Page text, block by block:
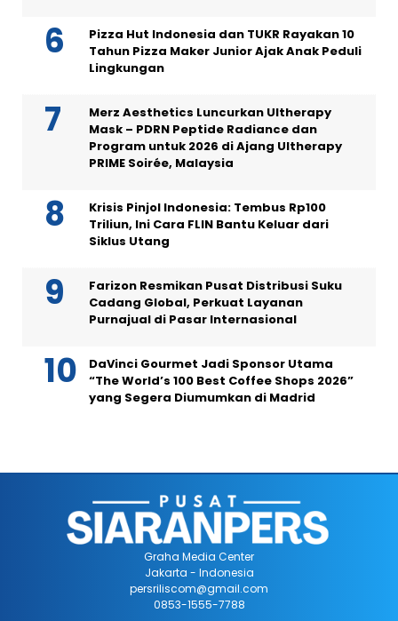
Pizza Hut Indonesia dan TUKR Rayakan 10
Tahun Pizza Maker Junior Ajak Anak Peduli
Lingkungan
Merz Aesthetics Luncurkan Ultherapy
Mask – PDRN Peptide Radiance dan
Program untuk 2026 di Ajang Ultherapy
PRIME Soirée, Malaysia
Krisis Pinjol Indonesia: Tembus Rp100
Triliun, Ini Cara FLIN Bantu Keluar dari
Siklus Utang
Farizon Resmikan Pusat Distribusi Suku
Cadang Global, Perkuat Layanan
Purnajual di Pasar Internasional
DaVinci Gourmet Jadi Sponsor Utama
“The World’s 100 Best Coffee Shops 2026”
yang Segera Diumumkan di Madrid
Graha Media Center
Jakarta - Indonesia
persriliscom@gmail.com
0853-1555-7788